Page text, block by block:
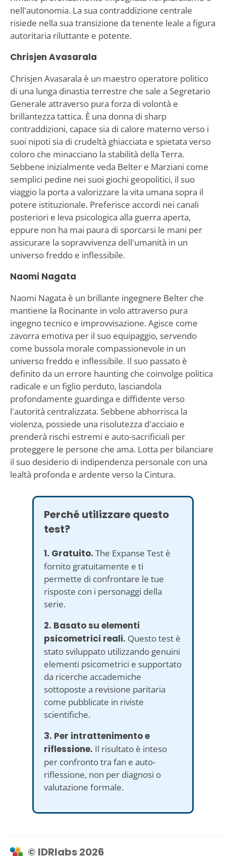
nell'autonomia. La sua contraddizione centrale
risiede nella sua transizione da tenente leale a figura
autoritaria riluttante e potente.
Chrisjen Avasarala
Chrisjen Avasarala è un maestro operatore politico
di una lunga dinastia terrestre che sale a Segretario
Generale attraverso pura forza di volontà e
brillantezza tattica. È una donna di sharp
contraddizioni, capace sia di calore materno verso i
suoi nipoti sia di crudeltà ghiacciata e spietata verso
coloro che minacciano la stabilità della Terra.
Sebbene inizialmente veda Belter e Marziani come
semplici pedine nei suoi giochi geopolitici, il suo
viaggio la porta a valorizzare la vita umana sopra il
potere istituzionale. Preferisce accordi nei canali
posteriori e leva psicologica alla guerra aperta,
eppure non ha mai paura di sporcarsi le mani per
assicurare la sopravvivenza dell'umanità in un
universo freddo e inflessibile.
Naomi Nagata
Naomi Nagata è un brillante ingegnere Belter che
mantiene la Rocinante in volo attraverso pura
ingegno tecnico e improvvisazione. Agisce come
zavorra emotiva per il suo equipaggio, servendo
come bussola morale compassionevole in un
universo freddo e inflessibile. Il suo passato è
definito da un errore haunting che coinvolge politica
radicale e un figlio perduto, lasciandola
profondamente guardinga e diffidente verso
l'autorità centralizzata. Sebbene abhorrisca la
violenza, possiede una risolutezza d'acciaio e
prenderà rischi estremi e auto-sacrificiali per
proteggere le persone che ama. Lotta per bilanciare
il suo desiderio di indipendenza personale con una
lealtà profonda e ardente verso la Cintura.
Perché utilizzare questo
test?
1. Gratuito. The Expanse Test è
fornito gratuitamente e ti
permette di confrontare le tue
risposte con i personaggi della
serie.
2. Basato su elementi
psicometrici reali. Questo test è
stato sviluppato utilizzando genuini
elementi psicometrici e supportato
da ricerche accademiche
sottoposte a revisione paritaria
come pubblicate in riviste
scientifiche.
3. Per intrattenimento e
riflessione. Il risultato è inteso
per confronto tra fan e auto-
riflessione, non per diagnosi o
valutazione formale.
© IDRlabs 2026